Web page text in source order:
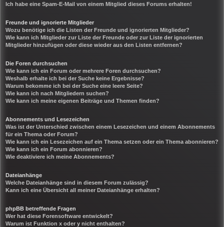
Ich habe eine Spam-E-Mail von einem Mitglied dieses Forums erhalten!
Freunde und ignorierte Mitglieder
Wozu benötige ich die Listen der Freunde und ignorierten Mitglieder?
Wie kann ich Mitglieder zur Liste der Freunde oder zur Liste der ignorierten
Mitglieder hinzufügen oder diese wieder aus den Listen entfernen?
Die Foren durchsuchen
Wie kann ich ein Forum oder mehrere Foren durchsuchen?
Weshalb erhalte ich bei der Suche keine Ergebnisse?
Warum bekomme ich bei der Suche eine leere Seite?
Wie kann ich nach Mitgliedern suchen?
Wie kann ich meine eigenen Beiträge und Themen finden?
Abonnements und Lesezeichen
Was ist der Unterschied zwischen einem Lesezeichen und einem Abonnements
für ein Thema oder Forum?
Wie kann ich ein Lesezeichen auf ein Thema setzen oder ein Thema abonnieren?
Wie kann ich ein Forum abonnieren?
Wie deaktiviere ich meine Abonnements?
Dateianhänge
Welche Dateianhänge sind in diesem Forum zulässig?
Kann ich eine Übersicht all meiner Dateianhänge erhalten?
phpBB betreffende Fragen
Wer hat diese Forensoftware entwickelt?
Warum ist Funktion x oder y nicht enthalten?